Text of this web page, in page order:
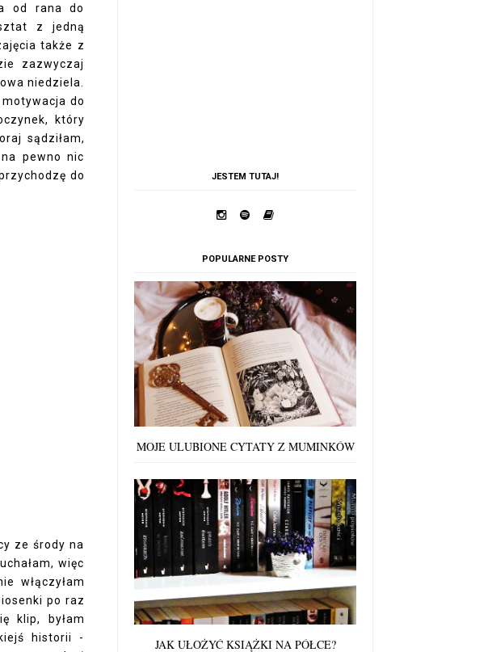
od rana do
z jedną
także z
zazwyczaj
niedziela.
motywacja do
który
sądziłam,
pewno nic
do
ze środy na
więc
włączyłam
po raz
klip, byłam
historii -
JESTEM TUTAJ!
POPULARNE POSTY
MOJE ULUBIONE CYTATY Z MUMINKÓW
JAK UŁOŻYĆ KSIĄŻKI NA PÓŁCE?